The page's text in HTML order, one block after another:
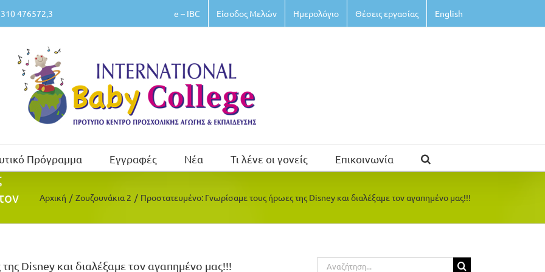
476572,3 e – IBC Είσοδος Μελών Ημερολόγιο Θέσεις εργασίας English
Πρόγραμμα Εγγραφές Νέα Τι λένε οι γονείς Επικοινωνία
Αρχική / Ζουζουνάκια 2 / Πρoστατευμένο: Γνωρίσαμε τους ήρωες της Disney και διαλέξαμε τον αγαπημένο μας!!!
Disney και διαλέξαμε τον αγαπημένο μας!!!
Αναζήτηση